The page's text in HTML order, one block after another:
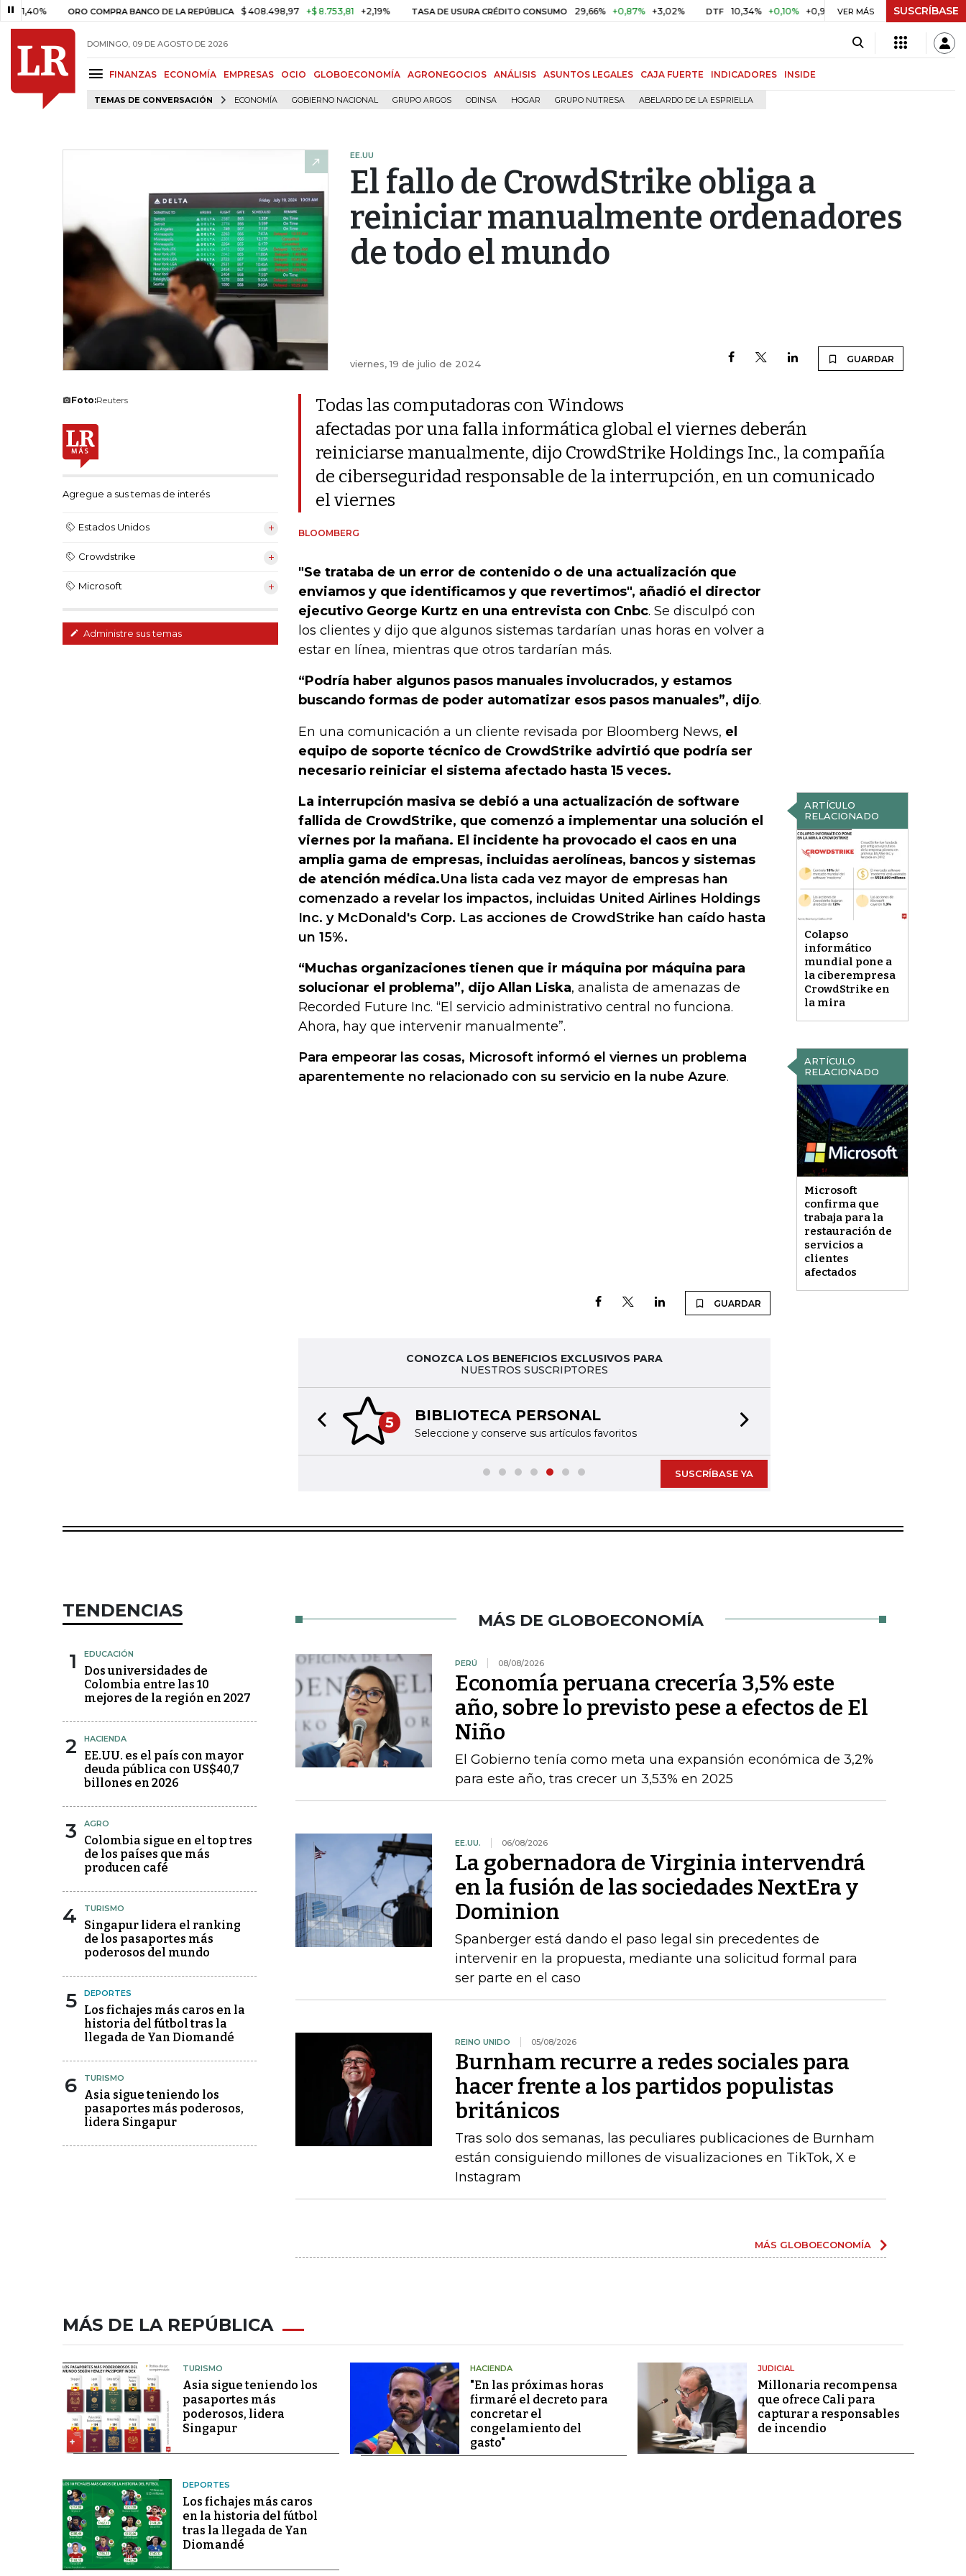
ORO COMPRA BANCO DE LA REPÚBLICA $ 408.498,97 +$ 8.753,81 +2,19% TASA DE USURA CRÉDITO CONSUMO 29,66% +0,87% +3,02% DTF 10,34% +0,10% +0,98% UVR $ 417,01 +$ 0,05 +0,01%
VER MÁS SUSCRÍBASE
DOMINGO, 09 DE AGOSTO DE 2026
FINANZAS ECONOMÍA EMPRESAS OCIO GLOBOECONOMÍA AGRONEGOCIOS ANÁLISIS ASUNTOS LEGALES CAJA FUERTE INDICADORES INSIDE
TEMAS DE CONVERSACIÓN ECONOMÍA GOBIERNO NACIONAL GRUPO ARGOS ODINSA HOGAR GRUPO NUTRESA ABELARDO DE LA ESPRIELLA
EE.UU
El fallo de CrowdStrike obliga a
reiniciar manualmente ordenadores
de todo el mundo
viernes, 19 de julio de 2024 GUARDAR
Foto:Reuters
Agregue a sus temas de interés
Estados Unidos
Crowdstrike
Microsoft
Administre sus temas
Todas las computadoras con Windows
afectadas por una falla informática global el viernes deberán
reiniciarse manualmente, dijo CrowdStrike Holdings Inc., la compañía
de ciberseguridad responsable de la interrupción, en un comunicado
el viernes
BLOOMBERG
"Se trataba de un error de contenido o de una actualización que
enviamos y que identificamos y que revertimos", añadió el director
ejecutivo George Kurtz en una entrevista con Cnbc. Se disculpó con
los clientes y dijo que algunos sistemas tardarían unas horas en volver a
estar en línea, mientras que otros tardarían más.
“Podría haber algunos pasos manuales involucrados, y estamos
buscando formas de poder automatizar esos pasos manuales”, dijo.
En una comunicación a un cliente revisada por Bloomberg News, el
equipo de soporte técnico de CrowdStrike advirtió que podría ser
necesario reiniciar el sistema afectado hasta 15 veces.
ARTÍCULO
RELACIONADO
Colapso
informático
mundial pone a
la ciberempresa
CrowdStrike en
la mira
La interrupción masiva se debió a una actualización de software
fallida de CrowdStrike, que comenzó a implementar una solución el
viernes por la mañana. El incidente ha provocado el caos en una
amplia gama de empresas, incluidas aerolíneas, bancos y sistemas
de atención médica.Una lista cada vez mayor de empresas han
comenzado a revelar los impactos, incluidas United Airlines Holdings
Inc. y McDonald's Corp. Las acciones de CrowdStrike han caído hasta
un 15%.
“Muchas organizaciones tienen que ir máquina por máquina para
solucionar el problema”, dijo Allan Liska, analista de amenazas de
Recorded Future Inc. “El servicio administrativo central no funciona.
Ahora, hay que intervenir manualmente”.
ARTÍCULO
RELACIONADO
Microsoft
confirma que
trabaja para la
restauración de
servicios a
clientes
afectados
Para empeorar las cosas, Microsoft informó el viernes un problema
aparentemente no relacionado con su servicio en la nube Azure.
GUARDAR
CONOZCA LOS BENEFICIOS EXCLUSIVOS PARA
NUESTROS SUSCRIPTORES
5 BIBLIOTECA PERSONAL
Seleccione y conserve sus artículos favoritos
Previous slide
SUSCRÍBASE YA
TENDENCIAS
1 EDUCACIÓN
Dos universidades de
Colombia entre las 10
mejores de la región en 2027
2 HACIENDA
EE.UU. es el país con mayor
deuda pública con US$40,7
billones en 2026
3 AGRO
Colombia sigue en el top tres
de los países que más
producen café
4 TURISMO
Singapur lidera el ranking
de los pasaportes más
poderosos del mundo
5 DEPORTES
Los fichajes más caros en la
historia del fútbol tras la
llegada de Yan Diomandé
6 TURISMO
Asia sigue teniendo los
pasaportes más poderosos,
lidera Singapur
MÁS DE GLOBOECONOMÍA
PERÚ 08/08/2026
Economía peruana crecería 3,5% este
año, sobre lo previsto pese a efectos de El
Niño
El Gobierno tenía como meta una expansión económica de 3,2%
para este año, tras crecer un 3,53% en 2025
EE.UU. 06/08/2026
La gobernadora de Virginia intervendrá
en la fusión de las sociedades NextEra y
Dominion
Spanberger está dando el paso legal sin precedentes de
intervenir en la propuesta, mediante una solicitud formal para
ser parte en el caso
REINO UNIDO 05/08/2026
Burnham recurre a redes sociales para
hacer frente a los partidos populistas
británicos
Tras solo dos semanas, las peculiares publicaciones de Burnham
están consiguiendo millones de visualizaciones en TikTok, X e
Instagram
MÁS GLOBOECONOMÍA
MÁS DE LA REPÚBLICA
TURISMO
Asia sigue teniendo los
pasaportes más
poderosos, lidera
Singapur
HACIENDA
"En las próximas horas
firmaré el decreto para
concretar el
congelamiento del
gasto"
JUDICIAL
Millonaria recompensa
que ofrece Cali para
capturar a responsables
de incendio
DEPORTES
Los fichajes más caros
en la historia del fútbol
tras la llegada de Yan
Diomandé